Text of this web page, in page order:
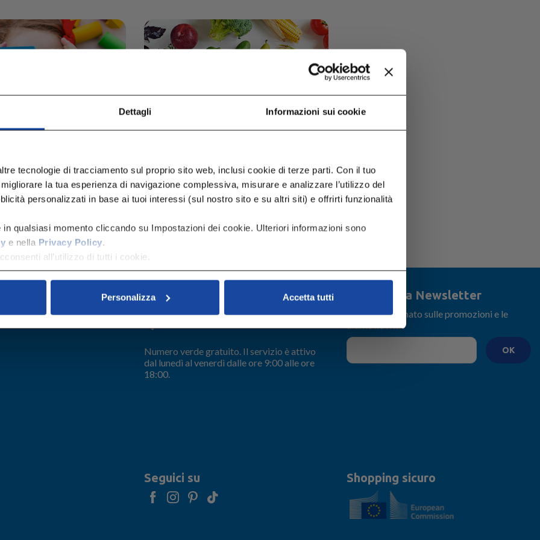
Dettagli Informazioni sui cookie
tecnologie di tracciamento sul proprio sito web, inclusi cookie di terze parti. Con il tuo
la tua esperienza di navigazione complessiva, misurare e analizzare l’utilizzo del
personalizzati in base ai tuoi interessi (sul nostro sito e su altri siti) e offrirti funzionalità
in qualsiasi momento cliccando su Impostazioni dei cookie. Ulteriori informazioni sono
e nella Privacy Policy.
all’utilizzo di tutti i cookie.
Personalizza Accetta tutti
di
a casa – 3C
I 5 Colori del
Mangiar Sano
Iscriviti alla Newsletter
Rimani aggiornato sulle promozioni e le
ultime novità
OK
utili Servizio clienti
Numero verde gratuito. Il servizio è attivo
dal lunedì al venerdì dalle ore 9:00 alle ore
18:00.
Seguici su Shopping sicuro